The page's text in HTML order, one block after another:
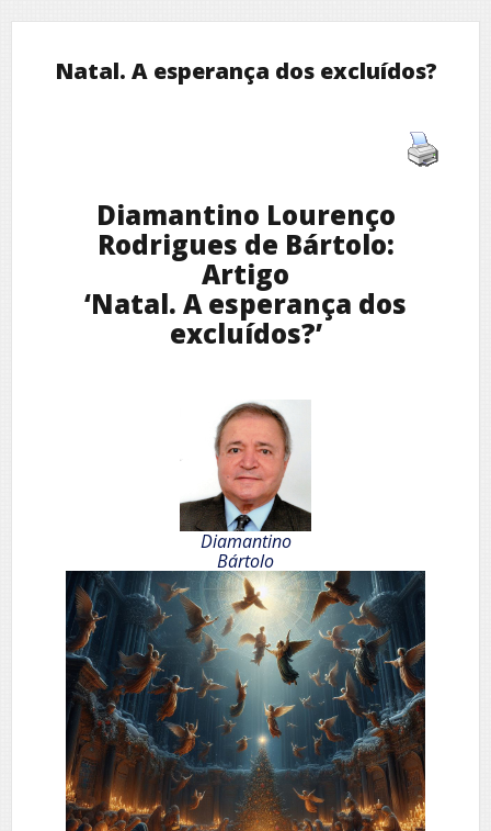
Natal. A esperança dos excluídos?
Diamantino Lourenço
Rodrigues de Bártolo:
Artigo
‘Natal. A esperança dos
excluídos?’
Diamantino
Bártolo